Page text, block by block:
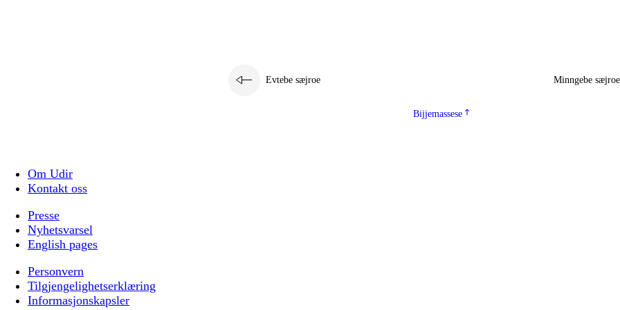
Evtebe sæjroe Minngebe sæjroe
Bijjemassese
Om Udir
Kontakt oss
Presse
Nyhetsvarsel
English pages
Personvern
Tilgjengelighetserklæring
Informasjonskapsler